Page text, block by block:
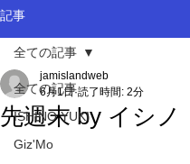
記事
全ての記事
ISHINO YUKI
Giz'Mo
全ての記事
先週末 by イシノ
jamislandweb
6月1日 読了時間: 2分